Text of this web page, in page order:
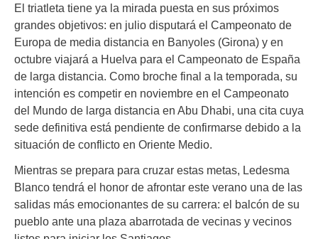
El triatleta tiene ya la mirada puesta en sus próximos
grandes objetivos: en julio disputará el Campeonato de
Europa de media distancia en Banyoles (Girona) y en
octubre viajará a Huelva para el Campeonato de España
de larga distancia. Como broche final a la temporada, su
intención es competir en noviembre en el Campeonato
del Mundo de larga distancia en Abu Dhabi, una cita cuya
sede definitiva está pendiente de confirmarse debido a la
situación de conflicto en Oriente Medio.
Mientras se prepara para cruzar estas metas, Ledesma
Blanco tendrá el honor de afrontar este verano una de las
salidas más emocionantes de su carrera: el balcón de su
pueblo ante una plaza abarrotada de vecinas y vecinos